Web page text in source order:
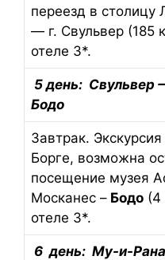
переезд в столицу
— г. Свульвер (185
отеле 3*.
5 день: Свульвер
Бодо
Завтрак.
Борге, возможна
посещение музея
Москанес – Бодо (4
отеле 3*.
6 день: Му-и-